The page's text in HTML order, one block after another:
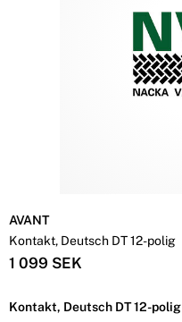
AVANT
Kontakt, Deutsch DT 12-polig
1 099 SEK
Kontakt, Deutsch DT 12-polig